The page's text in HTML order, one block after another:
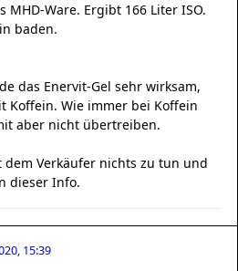
MHD-Ware. Ergibt 166 Liter ISO.
baden.
das Enervit-Gel sehr wirksam,
Koffein. Wie immer bei Koffein
aber nicht übertreiben.
Verkäufer nichts zu tun und
dieser Info.
15:39